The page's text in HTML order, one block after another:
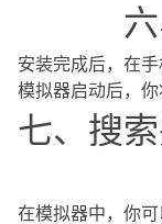
安装完成后，在
模拟器启动后，
七、搜
在模拟器中，你